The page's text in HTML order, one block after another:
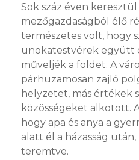
Sok száz éven
mezőgazdaságból élő
természetes volt, hogy
unokatestvérek együtt
műveljék a földet. A
párhuzamosan zajló
helyzetet, más értékek
közösségeket alkotott.
hogy apa és anya a
alatt él a házasság
teremtve.